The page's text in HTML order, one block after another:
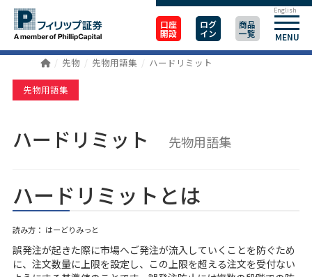
口座
開設
ログ
イン
商品
一覧 MENU
English
先物 先物用語集 ハードリミット
先物用語集
ハードリミット 先物用語集
ハードリミットとは
読み方： はーどりみっと
誤発注が起きた際に市場へご発注が流入していくことを防ぐため
に、注文数量に上限を設定し、この上限を超える注文を受付ない